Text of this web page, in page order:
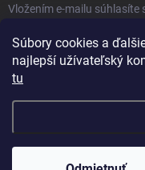
Súbory cookies a
najlepší užívateľský
tu
Vložením e-mailu súhlasíte
Prihlásiť sa
Copyright 2026